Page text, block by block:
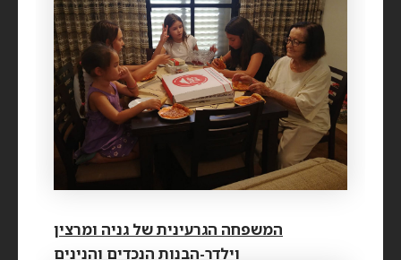
המשפחה הגרעינית של גניה ומרצין
וילדר-הבנות הנכדים והנינים